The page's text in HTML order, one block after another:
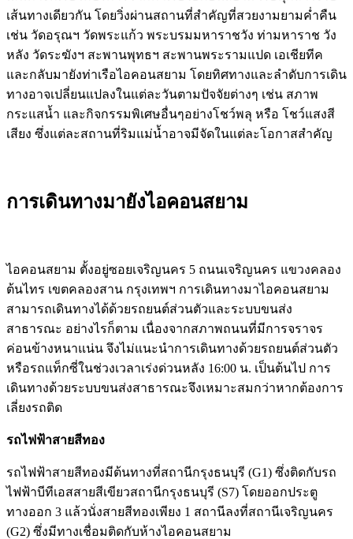
เส้นทางเดียวกัน โดยวิ่งผ่านสถานที่สำคัญที่สวยงามยามค่ำคืน
เช่น วัดอรุณฯ วัดพระแก้ว พระบรมมหาราชวัง ท่ามหาราช วัง
หลัง วัดระฆังฯ สะพานพุทธฯ สะพานพระรามแปด เอเชียทีค
และกลับมายังท่าเรือไอคอนสยาม โดยทิศทางและลำดับการเดิน
ทางอาจเปลี่ยนแปลงในแต่ละวันตามปัจจัยต่างๆ เช่น สภาพ
กระแสน้ำ และกิจกรรมพิเศษอื่นๆอย่างโชว์พลุ หรือ โชว์แสงสี
เสียง ซึ่งแต่ละสถานที่ริมแม่น้ำอาจมีจัดในแต่ละโอกาสสำคัญ
การเดินทางมายังไอคอนสยาม
ไอคอนสยาม ตั้งอยู่ซอยเจริญนคร 5 ถนนเจริญนคร แขวงคลอง
ต้นไทร เขตคลองสาน กรุงเทพฯ การเดินทางมาไอคอนสยาม
สามารถเดินทางได้ด้วยรถยนต์ส่วนตัวและระบบขนส่ง
สาธารณะ อย่างไรก็ตาม เนื่องจากสภาพถนนที่มีการจราจร
ค่อนข้างหนาแน่น จึงไม่แนะนำการเดินทางด้วยรถยนต์ส่วนตัว
หรือรถแท็กซี่ในช่วงเวลาเร่งด่วนหลัง 16:00 น. เป็นต้นไป การ
เดินทางด้วยระบบขนส่งสาธารณะจึงเหมาะสมกว่าหากต้องการ
เลี่ยงรถติด
รถไฟฟ้าสายสีทอง
รถไฟฟ้าสายสีทองมีต้นทางที่สถานีกรุงธนบุรี (G1) ซึ่งติดกับรถ
ไฟฟ้าบีทีเอสสายสีเขียวสถานีกรุงธนบุรี (S7) โดยออกประตู
ทางออก 3 แล้วนั่งสายสีทองเพียง 1 สถานีลงที่สถานีเจริญนคร
(G2) ซึ่งมีทางเชื่อมติดกับห้างไอคอนสยาม